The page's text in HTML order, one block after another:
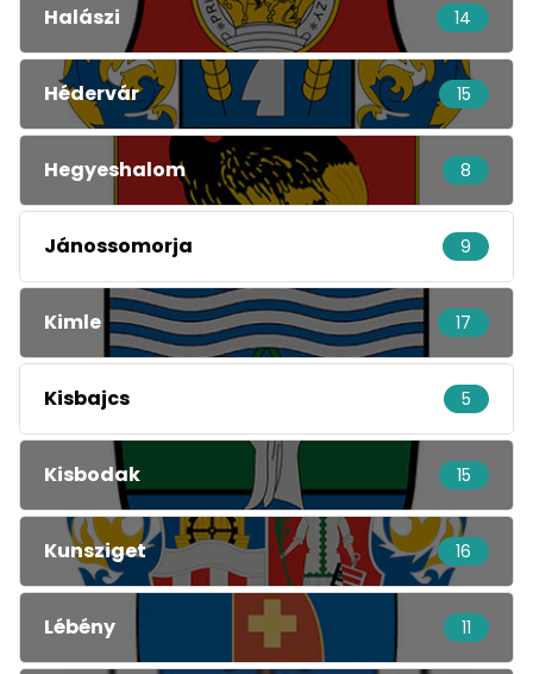
Halászi 14
Hédervár 15
Hegyeshalom 8
Jánossomorja 9
Kimle 17
Kisbajcs 5
Kisbodak 15
Kunsziget 16
Lébény 11